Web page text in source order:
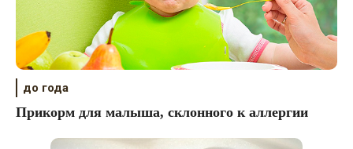
до года
Прикорм для малыша, склонного к аллергии